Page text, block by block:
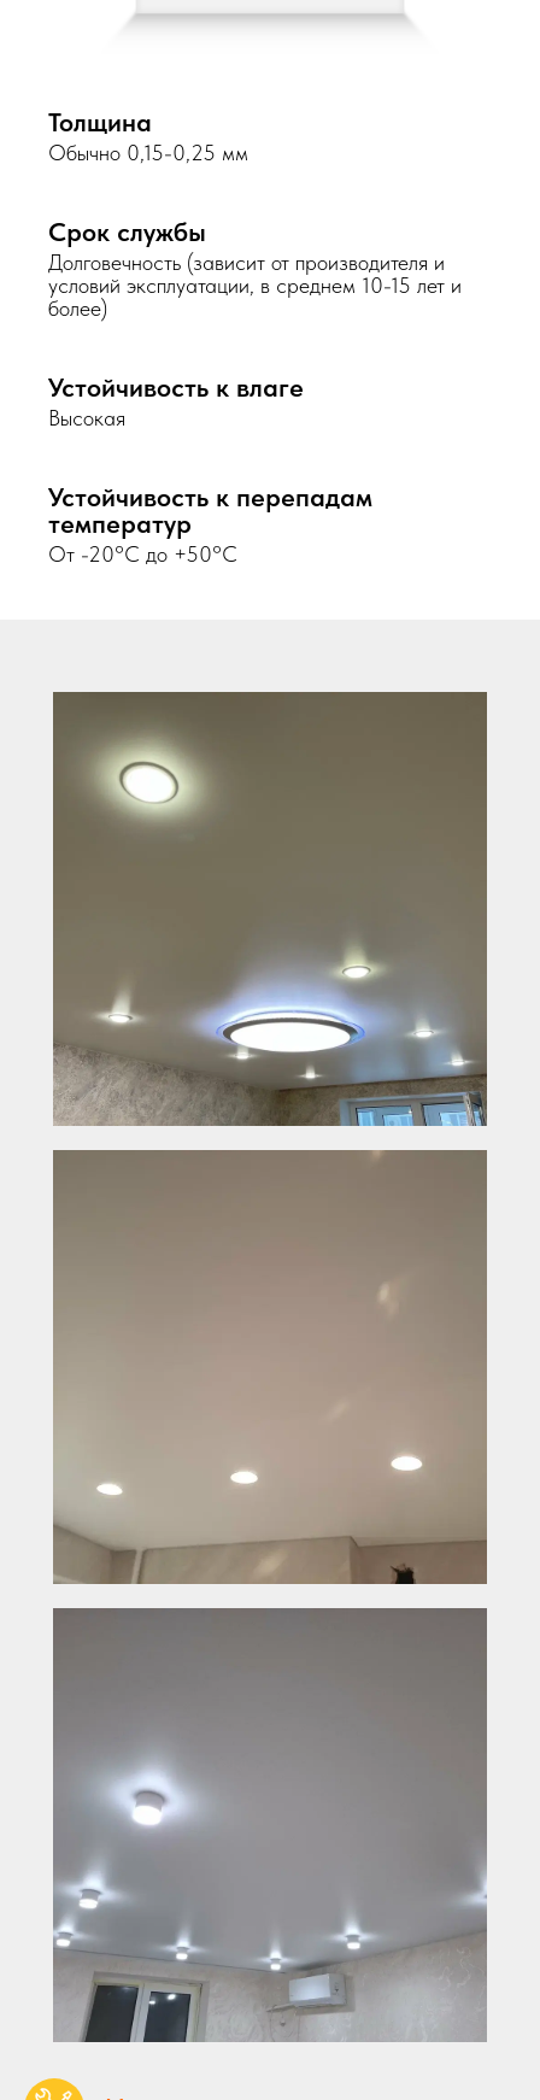
Толщина
Обычно 0,15-0,25 мм
Срок службы
Долговечность (зависит от производителя и
условий эксплуатации, в среднем 10-15 лет и
более)
Устойчивость к влаге
Высокая
Устойчивость к перепадам
температур
От -20°C до +50°C